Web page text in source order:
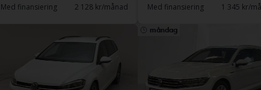
Med finansiering 2 128 kr/månad Med finansiering 1 345 kr/
måndag